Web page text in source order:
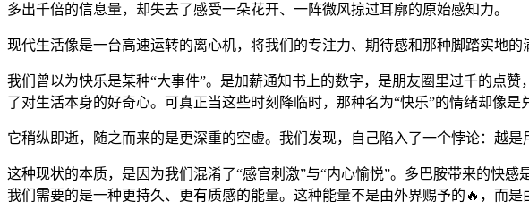
多出千倍的信息量，却失去了感受一朵花开、一阵微风掠过耳廓的原始感知力。
现代生活像是一台高速运转的离心机，将我们的专注力、期待感和那种脚踏实地
我们曾以为快乐是某种“大事件”。是加薪通知书上的数字，是朋友圈里过千的点
了对生活本身的好奇心。可真正当这些时刻降临时，那种名为“快乐”的情绪却像是
它稍纵即逝，随之而来的是更深重的空虚。我们发现，自己陷入了一个悖论：越是
这种现状的本质，是因为我们混淆了“感官刺激”与“内心愉悦”。多巴胺带来的快
我们需要的是一种更持久、更有质感的能量。这种能量不是由外界赐予的🔥，而是